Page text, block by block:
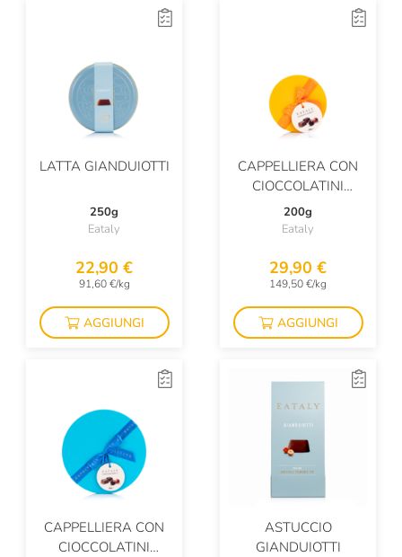
LATTA GIANDUIOTTI
250g
Eataly
22,90 €
91,60 €/kg
AGGIUNGI
CAPPELLIERA CON
CIOCCOLATINI
ASSORTITI
200g
Eataly
29,90 €
149,50 €/kg
AGGIUNGI
CAPPELLIERA CON
CIOCCOLATINI
ASTUCCIO
GIANDUIOTTI